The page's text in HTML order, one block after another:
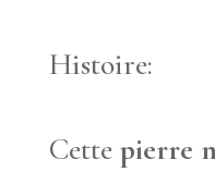
Histoire:
Cette pierre